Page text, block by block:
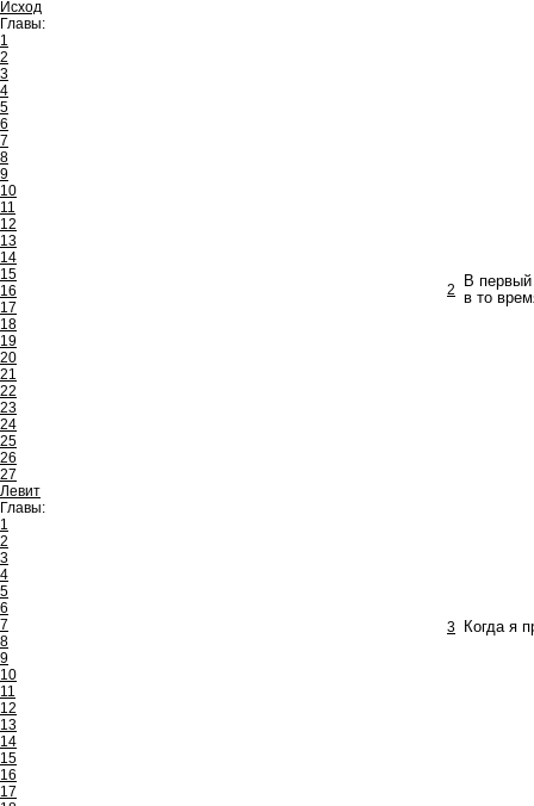
Исход
Главы:
1
2
3
4
5
6
7
8
9
10
11
12
13
14
15
16
17
18
19
20
21
22
23
24
25
26
27
Левит
Главы:
1
2
3
4
5
6
7
8
9
10
11
12
13
14
15
16
17
2
В
в то
3 Когда я